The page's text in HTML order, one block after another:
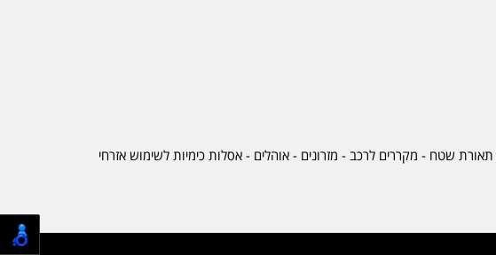
תאורת שטח - מקררים לרכב - מזרונים - אוהלים - אסלות כימיות לשימוש אזרחי